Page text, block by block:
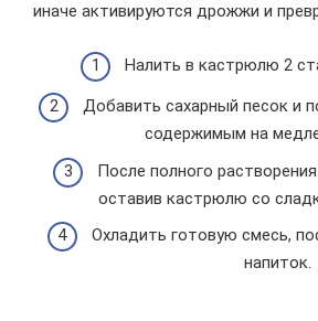
иначе активируются дрожжи и
Налить в кастрюлю 2
Добавить сахарный песок и
содержимым на
После полного
оставив кастрюлю со
Охладить готовую смесь,
напиток.